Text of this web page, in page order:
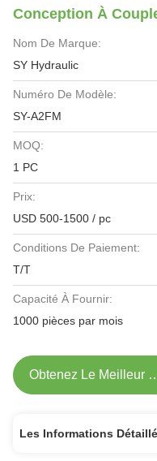
Conception À
Nom De Marque:
SY Hydraulic
Numéro De Modèle:
SY-A2FM
MOQ:
1 PC
Prix:
USD 500-1500 / pc
Conditions De Paiement:
T/T
Capacité À Fournir:
1000 pièces par mois
Obtenez Le Meilleur
Les Informations